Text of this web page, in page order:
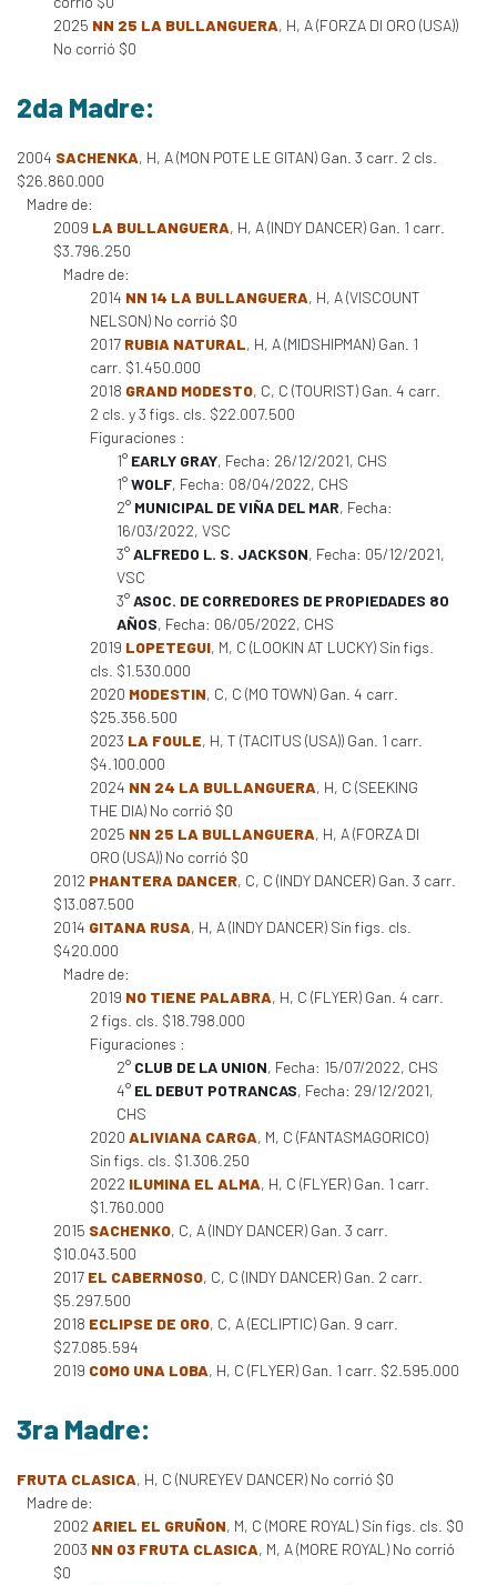
2025 NN 25 LA BULLANGUERA, H, A (FORZA DI ORO (USA))
No corrió $0
2da Madre:
2004 SACHENKA, H, A (MON POTE LE GITAN) Gan. 3 carr. 2 cls.
$26.860.000
Madre de:
2009 LA BULLANGUERA, H, A (INDY DANCER) Gan. 1 carr.
$3.796.250
Madre de:
2014 NN 14 LA BULLANGUERA, H, A (VISCOUNT
NELSON) No corrió $0
2017 RUBIA NATURAL, H, A (MIDSHIPMAN) Gan. 1
carr. $1.450.000
2018 GRAND MODESTO, C, C (TOURIST) Gan. 4 carr.
2 cls. y 3 figs. cls. $22.007.500
Figuraciones :
1° EARLY GRAY, Fecha: 26/12/2021, CHS
1°WOLF, Fecha: 08/04/2022, CHS
2° MUNICIPAL DE VIÑA DEL MAR, Fecha:
16/03/2022, VSC
3°ALFREDO L. S. JACKSON, Fecha: 05/12/2021,
VSC
3°ASOC. DE CORREDORES DE PROPIEDADES 80
AÑOS, Fecha: 06/05/2022, CHS
2019 LOPETEGUI, M, C (LOOKIN AT LUCKY) Sin figs.
cls. $1.530.000
2020 MODESTIN, C, C (MO TOWN) Gan. 4 carr.
$25.356.500
2023 LA FOULE, H, T (TACITUS (USA)) Gan. 1 carr.
$4.100.000
2024 NN 24 LA BULLANGUERA, H, C (SEEKING
THE DIA) No corrió $0
2025 NN 25 LA BULLANGUERA, H, A (FORZA DI
ORO (USA)) No corrió $0
2012 PHANTERA DANCER, C, C (INDY DANCER) Gan. 3 carr.
$13.087.500
2014 GITANA RUSA, H, A (INDY DANCER) Sin figs. cls.
$420.000
Madre de:
2019 NO TIENE PALABRA, H, C (FLYER) Gan. 4 carr.
2 figs. cls. $18.798.000
Figuraciones :
2° CLUB DE LA UNION, Fecha: 15/07/2022, CHS
4° EL DEBUT POTRANCAS, Fecha: 29/12/2021,
CHS
2020 ALIVIANA CARGA, M, C (FANTASMAGORICO)
Sin figs. cls. $1.306.250
2022 ILUMINA EL ALMA, H, C (FLYER) Gan. 1 carr.
$1.760.000
2015 SACHENKO, C, A (INDY DANCER) Gan. 3 carr.
$10.043.500
2017 EL CABERNOSO, C, C (INDY DANCER) Gan. 2 carr.
$5.297.500
2018 ECLIPSE DE ORO, C, A (ECLIPTIC) Gan. 9 carr.
$27.085.594
2019 COMO UNA LOBA, H, C (FLYER) Gan. 1 carr. $2.595.000
3ra Madre:
FRUTA CLASICA, H, C (NUREYEV DANCER) No corrió $0
Madre de:
2002 ARIEL EL GRUÑON, M, C (MORE ROYAL) Sin figs. cls. $0
2003 NN 03 FRUTA CLASICA, M, A (MORE ROYAL) No corrió
$0